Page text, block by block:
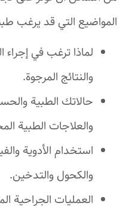
المواضيع التي قد يرغب
لماذا ترغب في
والنتائج المرجوة.
حالاتك الطبية
والعلاجات الطبية
استخدام الأدوية
والكحول والتدخين.
العمليات الجراحية